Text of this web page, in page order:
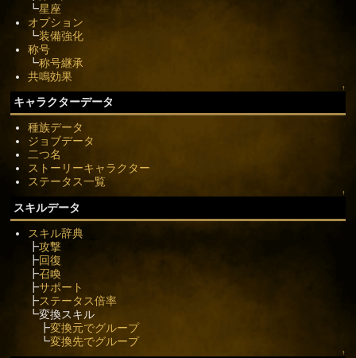
┗星座
オプション
┗装備強化
称号
┗称号継承
共鳴効果
↑
キャラクターデータ
種族データ
ジョブデータ
二つ名
ストーリーキャラクター
ステータス一覧
↑
スキルデータ
スキル辞典
┣攻撃
┣回復
┣召喚
┣サポート
┣ステータス倍率
┗変換スキル
┣変換元でグループ
┗変換先でグループ
↑